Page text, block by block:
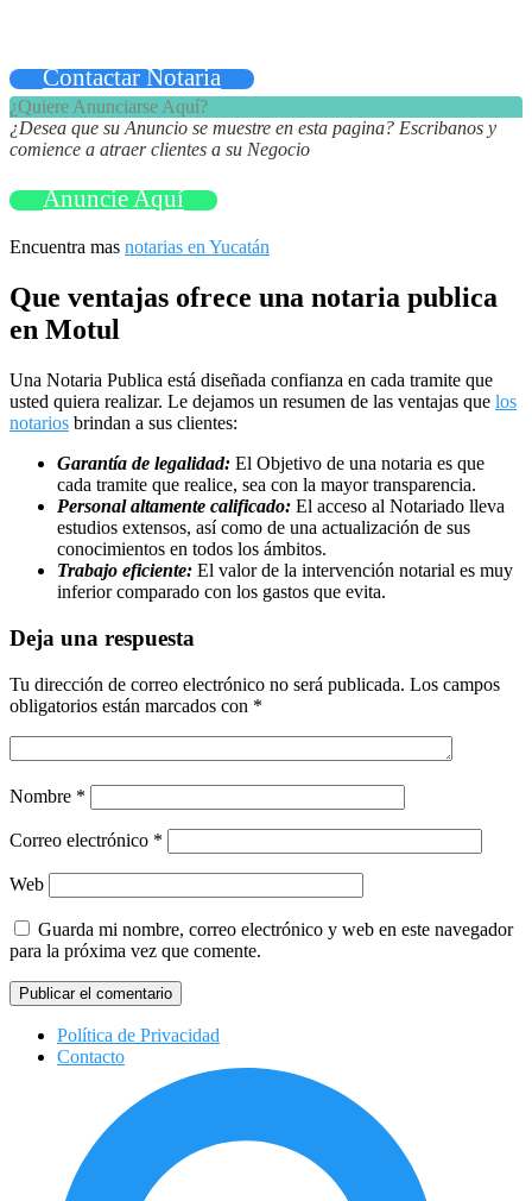
Contactar Notaria
¿Quiere Anunciarse Aquí?
¿Desea que su Anuncio se muestre en esta pagina? Escribanos y
comience a atraer clientes a su Negocio
Anuncie Aquí
Encuentra mas notarias en Yucatán
Que ventajas ofrece una notaria publica
en Motul
Una Notaria Publica está diseñada confianza en cada tramite que
usted quiera realizar. Le dejamos un resumen de las ventajas que los
notarios brindan a sus clientes:
Garantía de legalidad: El Objetivo de una notaria es que
cada tramite que realice, sea con la mayor transparencia.
Personal altamente calificado: El acceso al Notariado lleva
estudios extensos, así como de una actualización de sus
conocimientos en todos los ámbitos.
Trabajo eficiente: El valor de la intervención notarial es muy
inferior comparado con los gastos que evita.
Deja una respuesta
Tu dirección de correo electrónico no será publicada. Los campos
obligatorios están marcados con *
Nombre *
Correo electrónico *
Web
Guarda mi nombre, correo electrónico y web en este navegador
para la próxima vez que comente.
Política de Privacidad
Contacto